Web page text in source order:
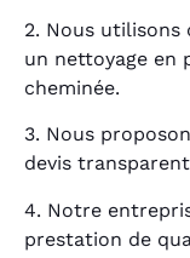
2. Nous
un nettoyage en
cheminée.
3. Nous
devis
4. Notre
prestation de